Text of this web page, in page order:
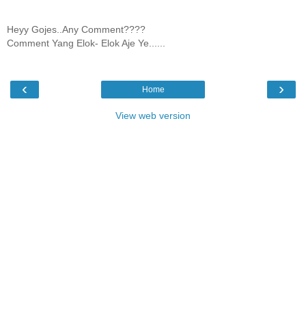
Heyy Gojes..Any Comment????
Comment Yang Elok- Elok Aje Ye......
‹ ›
Home
View web version